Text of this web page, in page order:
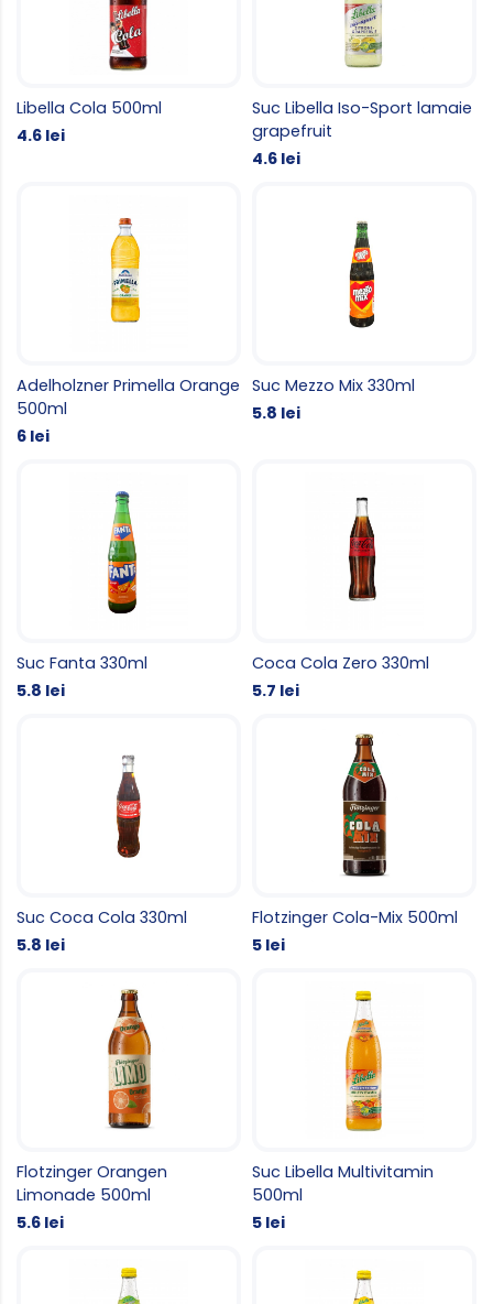
Libella Cola 500ml
4.6 lei
Suc Libella Iso-Sport lamaie
grapefruit
4.6 lei
Adelholzner Primella Orange
500ml
6 lei
Suc Mezzo Mix 330ml
5.8 lei
Suc Fanta 330ml
5.8 lei
Coca Cola Zero 330ml
5.7 lei
Suc Coca Cola 330ml
5.8 lei
Flotzinger Cola-Mix 500ml
5 lei
Flotzinger Orangen
Limonade 500ml
5.6 lei
Suc Libella Multivitamin
500ml
5 lei